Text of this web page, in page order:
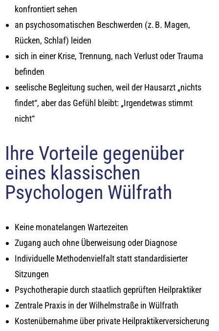
konfrontiert sehen
an psychosomatischen Beschwerden (z. B. Magen,
Rücken, Schlaf) leiden
sich in einer Krise, Trennung, nach Verlust oder Trauma
befinden
seelische Begleitung suchen, weil der Hausarzt „nichts
findet“, aber das Gefühl bleibt: „Irgendetwas stimmt
nicht“
Ihre Vorteile gegenüber
eines klassischen
Psychologen Wülfrath
Keine monatelangen Wartezeiten
Zugang auch ohne Überweisung oder Diagnose
Individuelle Methodenvielfalt statt standardisierter
Sitzungen
Psychotherapie durch staatlich geprüften Heilpraktiker
Zentrale Praxis in der Wilhelmstraße in Wülfrath
Kostenübernahme über private Heilpraktikerversicherung